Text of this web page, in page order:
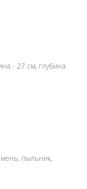
- 27 см, глубина
пыльник,